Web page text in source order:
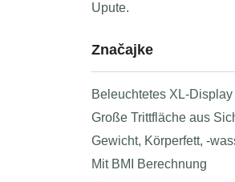
Upute.
Značajke
Beleuchtetes XL-
Große Trittfläche aus
Gewicht, Körperfett, -
Mit BMI Berechnung